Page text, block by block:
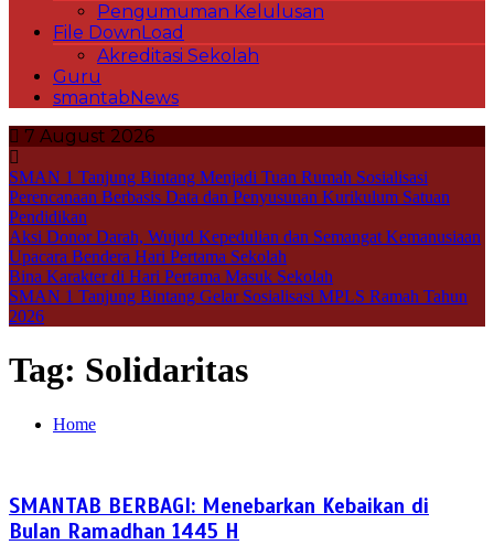
Pengumuman Kelulusan
File DownLoad
Akreditasi Sekolah
Guru
smantabNews
7 August 2026
SMAN 1 Tanjung Bintang Menjadi Tuan Rumah Sosialisasi
Perencanaan Berbasis Data dan Penyusunan Kurikulum Satuan
Pendidikan
Aksi Donor Darah, Wujud Kepedulian dan Semangat Kemanusiaan
Upacara Bendera Hari Pertama Sekolah
Bina Karakter di Hari Pertama Masuk Sekolah
SMAN 1 Tanjung Bintang Gelar Sosialisasi MPLS Ramah Tahun
2026
Tag: Solidaritas
Home
SMANTAB BERBAGI: Menebarkan Kebaikan di
Bulan Ramadhan 1445 H